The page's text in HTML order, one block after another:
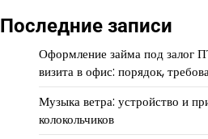
Последние записи
Оформление займа под залог
визита в офис: порядок,
Музыка ветра: устройство и
колокольчиков